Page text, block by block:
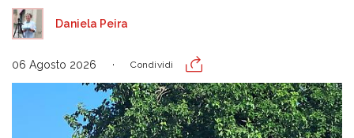
Daniela Peira
06 Agosto 2026 Condividi